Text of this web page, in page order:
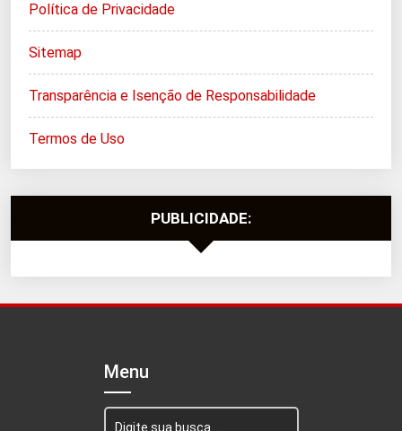
Política de Privacidade
Sitemap
Transparência e Isenção de Responsabilidade
Termos de Uso
PUBLICIDADE:
Menu